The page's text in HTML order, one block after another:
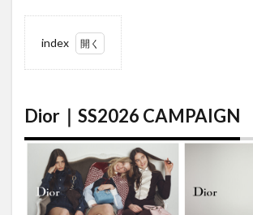
index
1
Dior｜
Dior｜SS2026 CAMPAIGN